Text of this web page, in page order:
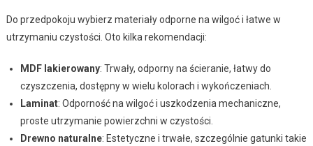
Do przedpokoju wybierz materiały odporne na wilgoć i łatwe w
utrzymaniu czystości. Oto kilka rekomendacji:
MDF lakierowany: Trwały, odporny na ścieranie, łatwy do
czyszczenia, dostępny w wielu kolorach i wykończeniach.
Laminat: Odporność na wilgoć i uszkodzenia mechaniczne,
proste utrzymanie powierzchni w czystości.
Drewno naturalne: Estetyczne i trwałe, szczególnie gatunki takie